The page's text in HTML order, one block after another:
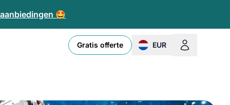
🤩
Gratis offerte EUR
change currency or